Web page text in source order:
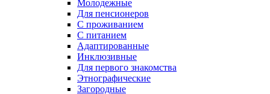
Молодежные
Для пенсионеров
С проживанием
С питанием
Адаптированные
Инклюзивные
Для первого знакомства
Этнографические
Загородные